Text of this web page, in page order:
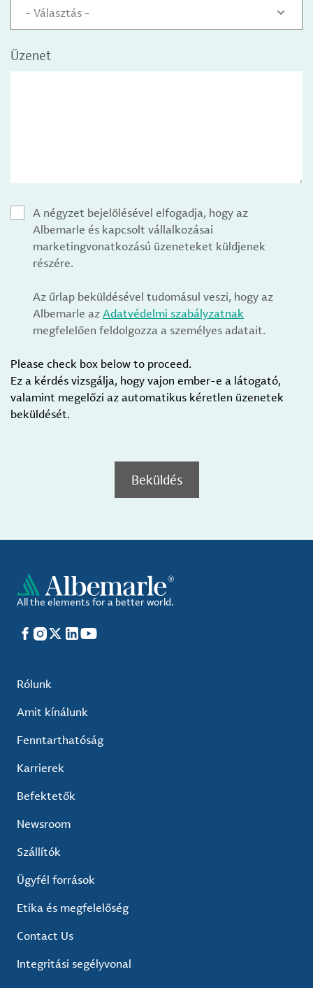
- Választás -
Üzenet
A négyzet bejelölésével elfogadja, hogy az
Albemarle és kapcsolt vállalkozásai
marketingvonatkozású üzeneteket küldjenek
részére.
Az űrlap beküldésével tudomásul veszi, hogy az
Albemarle azAdatvédelmi szabályzatnak
megfelelően feldolgozza a személyes adatait.
Please check box below to proceed.
Ez a kérdés vizsgálja, hogy vajon ember-e a látogató,
valamint megelőzi az automatikus kéretlen üzenetek
beküldését.
Beküldés
All the elements for a better world.
Facebook
Instagram
X LinkedIn
YouTube
Rólunk
Amit kínálunk
Fenntarthatóság
Karrierek
Befektetők
Newsroom
Szállítók
Ügyfél források
Etika és megfelelőség
Contact Us
Integritási segélyvonal